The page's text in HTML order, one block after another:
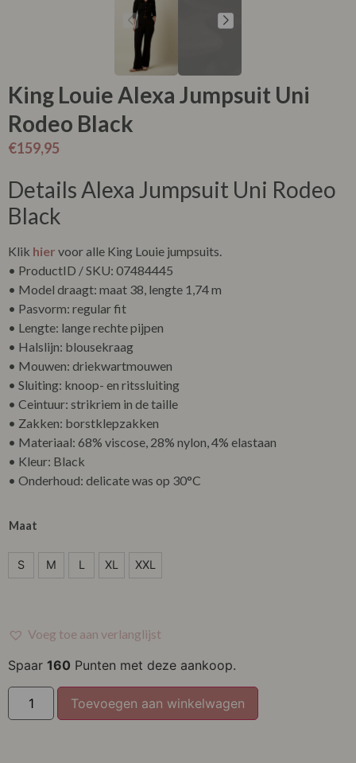
King Louie Alexa Jumpsuit Uni
Rodeo Black
€159,95
Details Alexa Jumpsuit Uni Rodeo
Black
Klik hier voor alle King Louie jumpsuits.
• ProductID / SKU: 07484445
• Model draagt: maat 38, lengte 1,74 m
• Pasvorm: regular fit
• Lengte: lange rechte pijpen
• Halslijn: blousekraag
• Mouwen: driekwartmouwen
• Sluiting: knoop- en ritssluiting
• Ceintuur: strikriem in de taille
• Zakken: borstklepzakken
• Materiaal: 68% viscose, 28% nylon, 4% elastaan
• Kleur: Black
• Onderhoud: delicate was op 30°C
Maat
S
XXL
S M L XL XXL
Voeg toe aan verlanglijst
Spaar 160 Punten met deze aankoop.
Toevoegen aan winkelwagen